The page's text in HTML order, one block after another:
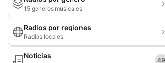
15 géneros musicales
Radios por regiones
Radios locales
Noticias 49